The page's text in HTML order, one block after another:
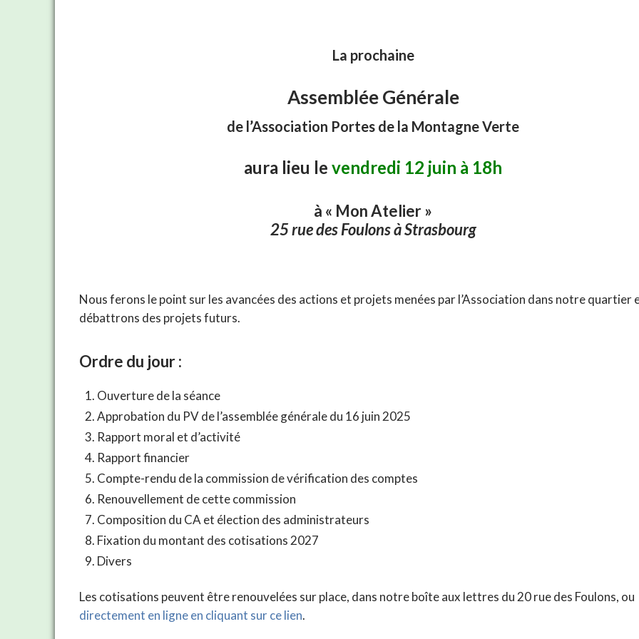
La prochaine
Assemblée Générale
de l’Association Portes de la Montagne Verte
aura lieu levendredi 12 juin à 18h
à « Mon Atelier »
25 rue des Foulons à Strasbourg
Nous ferons le point sur les avancées des actions et projets menées par l’Association dans notre quartier
débattrons des projets futurs.
Ordre du jour :
Ouverture de la séance
Approbation du PV de l’assemblée générale du 16 juin 2025
Rapport moral et d’activité
Rapport financier
Compte-rendu de la commission de vérification des comptes
Renouvellement de cette commission
Composition du CA et élection des administrateurs
Fixation du montant des cotisations 2027
Divers
Les cotisations peuvent être renouvelées sur place, dans notre boîte aux lettres du 20 rue des Foulons, ou
directement en ligne en cliquant sur ce lien.